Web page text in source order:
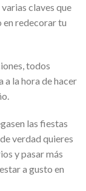
claves que
en redecorar tu
todos
a la hora de hacer
las fiestas
verdad quieres
y pasar más
a gusto en